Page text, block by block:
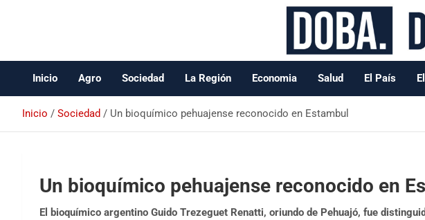
Data Oeste BA
Inicio Agro Sociedad La Región Economia Salud El País
Inicio Sociedad Un bioquímico pehuajense reconocido en Estambul
Un bioquímico pehuajense reconocido en
El bioquímico argentino Guido Trezeguet Renatti, oriundo de Pehuajó, fue